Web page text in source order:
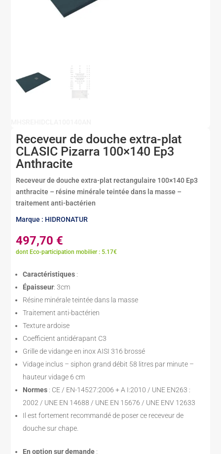
Receveur de douche extra-plat
CLASIC Pizarra 100×140 Ep3
Anthracite
Receveur de douche extra-plat rectangulaire 100×140 Ep3
anthracite – résine minérale teintée dans la masse –
traitement anti-bactérien
Marque : HIDRONATUR
497,70 €
dont Eco-participation mobilier : 5.17€
Caractéristiques :
Épaisseur: 3cm
Résine minérale teintée dans la masse
Traitement anti-bactérien
Texture ardoise
Coefficient antidérapant C3
Grille de vidange en inox AISI 316 brossé
Vidage inclus – siphon grand débit 58 litres par minute –
hauteur vidage 6 cm
Normes : CE / EN-14527:2006 + A I:2010 / UNE EN263 :
2002 / UNE EN 14688 / UNE EN 15676 / UNE ENV 12633
Il est fortement recommandé de poser ce receveur de
douche sur chape.
En option sur demande :